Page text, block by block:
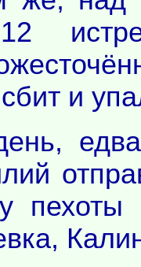
и
пехоты